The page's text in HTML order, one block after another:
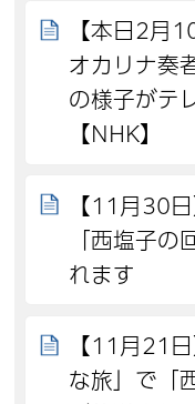
【本日2月
オカリナ奏
の様子がテ
【NHK】
【11月30
「西塩子の
れます
【11月21
な旅」で「